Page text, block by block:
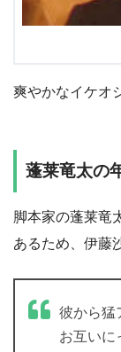
爽やかなイケオ
蓬莱竜太の
脚本家の蓬莱竜
あるため、伊藤
彼から猛
お互いに